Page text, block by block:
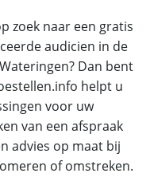
zoek naar een gratis
audicien in de
Dan bent
helpt u
voor uw
van een afspraak
advies op maat bij
of omstreken.